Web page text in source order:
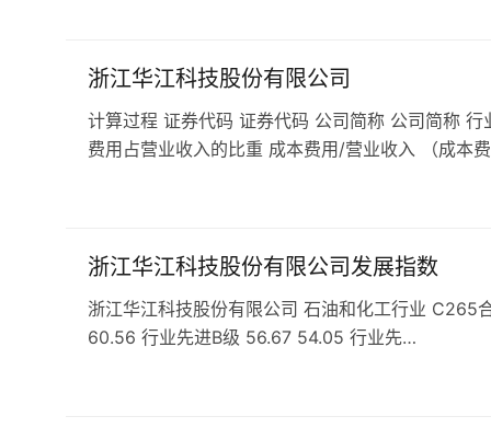
浙江华江科技股份有限公司
计算过程 证券代码 证券代码 公司简称 公司简称
费用占营业收入的比重 成本费用/营业收入 （成本
浙江华江科技股份有限公司发展指数
浙江华江科技股份有限公司 石油和化工行业
60.56 行业先进B级 56.67 54.05 行业先…